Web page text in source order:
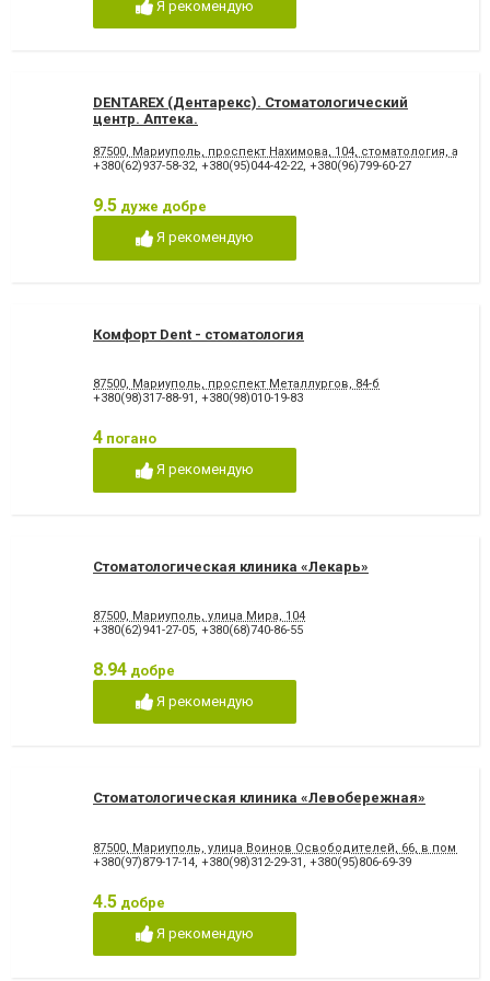
відновлення емалі
Я рекомендую
DENTAREX (Дентарекс). Cтоматологический
центр. Аптeкa.
87500, Мариуполь, проспект Нахимова, 104, стоматология,
+380(62)937-58-32, +380(95)044-42-22, +380(96)799-60-27
9.5 дуже добре
Я рекомендую
Комфорт Dent - стоматология
87500, Мариуполь, проспект Металлургов, 84-б
+380(98)317-88-91 , +380(98)010-19-83
4 погано
Я рекомендую
Стоматологическая клиника «Лекарь»
87500, Мариуполь, улица Мира, 104
+380(62)941-27-05, +380(68)740-86-55
8.94 добре
Я рекомендую
Стоматологическая клиника «Левобережная»
87500, Мариуполь, улица Воинов Освободителей, 66, в
+380(97)879-17-14, +380(98)312-29-31 , +380(95)806-69-39
4.5 добре
Я рекомендую